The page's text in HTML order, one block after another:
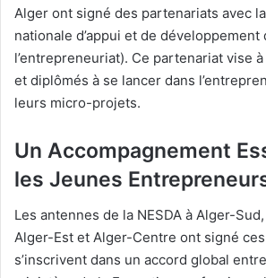
Alger ont signé des partenariats avec
nationale d’appui et de développement
l’entrepreneuriat). Ce partenariat vise
et diplômés à se lancer dans
leurs micro-projets.
Un Accompagnement
les Jeunes
Les antennes de la NESDA à Alger-
Alger-Est et Alger-Centre ont signé
s’inscrivent dans un accord global